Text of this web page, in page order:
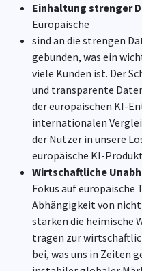
Einhaltung strenger
Europäische
sind an die strengen
gebunden, was ein
viele Kunden ist. Der
und transparente
der europäischen KI-
internationalen
der Nutzer in unsere
europäische KI-
Wirtschaftliche
Fokus auf
Abhängigkeit von
stärken die heimische
tragen zur
bei, was uns in Zeiten